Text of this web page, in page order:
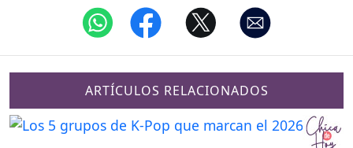
ARTÍCULOS RELACIONADOS